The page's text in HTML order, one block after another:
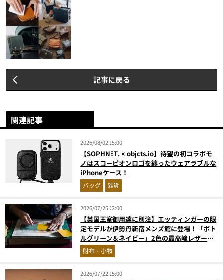
記事に戻る
関連記事
2026/08/02 15:00
【SOPHNET. × objcts.io】待望の初コラボモ
ノはスコーピオンロゴを纏ったウェアラブルな
iPhoneケース！
バッグ 雑貨
2026/07/25 22:00
【英国王室御用達に別注】エッティンガーの限
定モデルが伊勢丹新宿メンズ館に登場！「ボト
ルグリーン＆ネイビー」2色の最高峰レザーグ
ッズに注目
財布・小物
2026/07/22 15:00